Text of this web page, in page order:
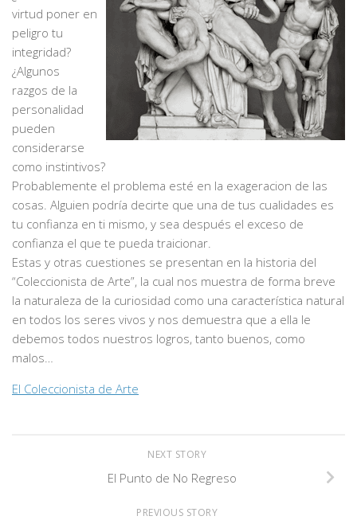
virtud poner en
peligro tu
integridad?
¿Algunos
razgos de la
personalidad
pueden
considerarse
como instintivos?
Probablemente el problema esté en la exageracion de las
cosas. Alguien podría decirte que una de tus cualidades es
tu confianza en ti mismo, y sea después el exceso de
confianza el que te pueda traicionar.
Estas y otras cuestiones se presentan en la historia del
“Coleccionista de Arte”, la cual nos muestra de forma breve
la naturaleza de la curiosidad como una característica natural
en todos los seres vivos y nos demuestra que a ella le
debemos todos nuestros logros, tanto buenos, como
malos…
El Coleccionista de Arte
NEXT STORY
El Punto de No Regreso
PREVIOUS STORY